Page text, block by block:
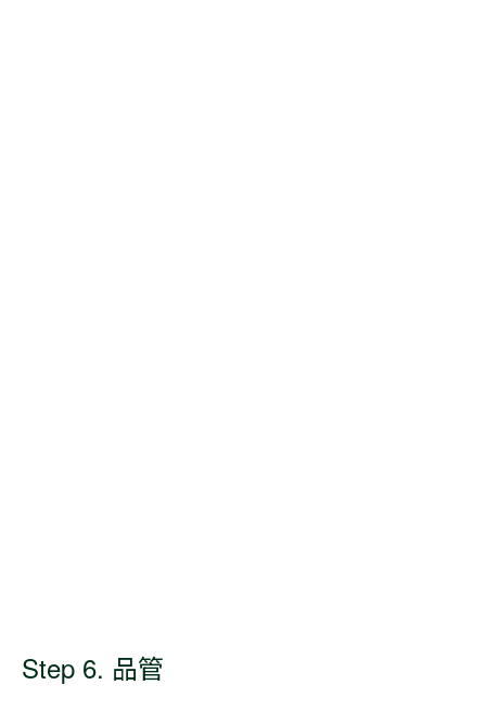
Step 6. 品管